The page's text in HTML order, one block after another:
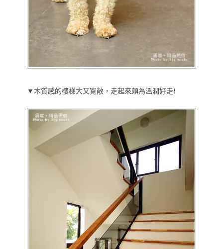
▼木質感的樓梯大又寬敞，走起來頗為溫潤好走!